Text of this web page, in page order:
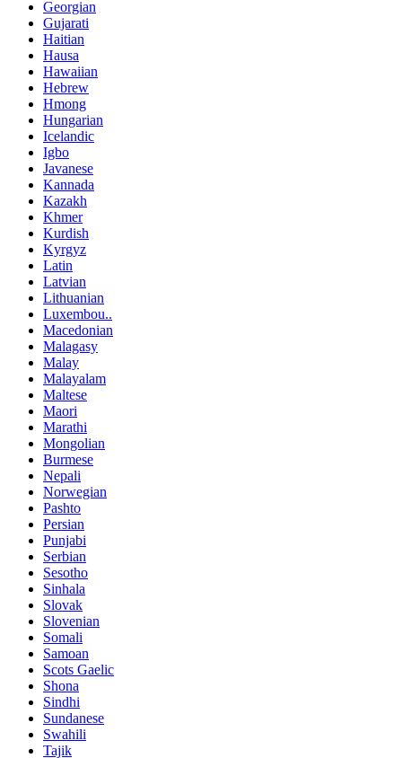
Georgian
Gujarati
Haitian
Hausa
Hawaiian
Hebrew
Hmong
Hungarian
Icelandic
Igbo
Javanese
Kannada
Kazakh
Khmer
Kurdish
Kyrgyz
Latin
Latvian
Lithuanian
Luxembou..
Macedonian
Malagasy
Malay
Malayalam
Maltese
Maori
Marathi
Mongolian
Burmese
Nepali
Norwegian
Pashto
Persian
Punjabi
Serbian
Sesotho
Sinhala
Slovak
Slovenian
Somali
Samoan
Scots Gaelic
Shona
Sindhi
Sundanese
Swahili
Tajik